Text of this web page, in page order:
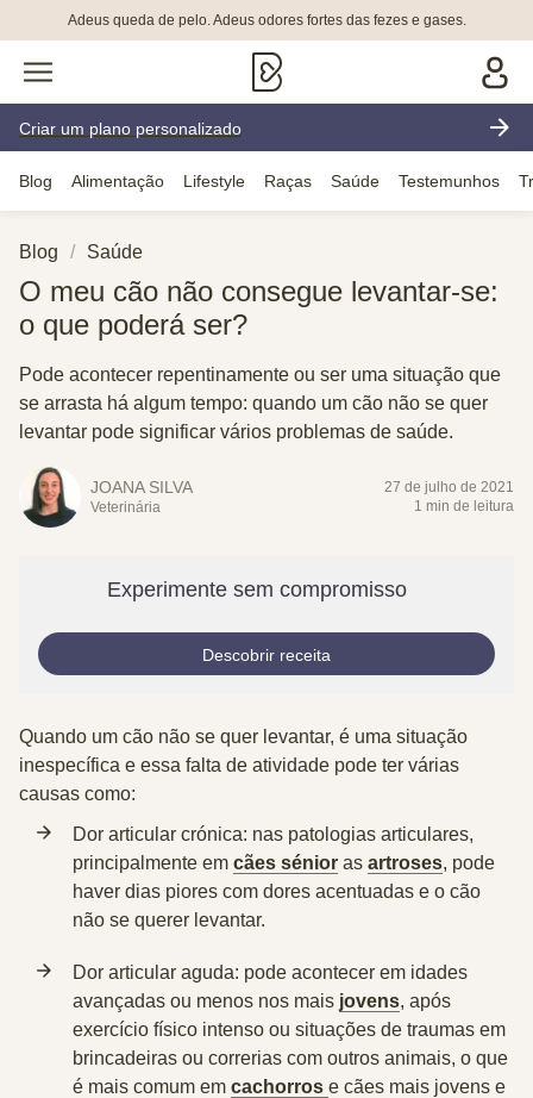
Adeus queda de pelo. Adeus odores fortes das fezes e gases.
Criar um plano personalizado
Blog Alimentação Lifestyle Raças Saúde Testemunhos
Blog Saúde
O meu cão não consegue levantar-se:
o que poderá ser?
Pode acontecer repentinamente ou ser uma situação que
se arrasta há algum tempo: quando um cão não se quer
levantar pode significar vários problemas de saúde.
JOANA SILVA
Veterinária
27 de julho de 2021
1 min de leitura
Experimente sem compromisso
Descobrir receita
Quando um cão não se quer levantar, é uma situação
inespecífica e essa falta de atividade pode ter várias
causas como:
Dor articular crónica: nas patologias articulares,
principalmente em cães sénior as artroses, pode
haver dias piores com dores acentuadas e o cão
não se querer levantar.
Dor articular aguda: pode acontecer em idades
avançadas ou menos nos mais jovens, após
exercício físico intenso ou situações de traumas em
brincadeiras ou correrias com outros animais, o que
é mais comum em cachorros e cães mais jovens e